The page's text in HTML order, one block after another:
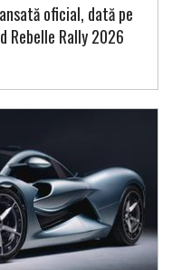
oficial, dată pe
Rally 2026